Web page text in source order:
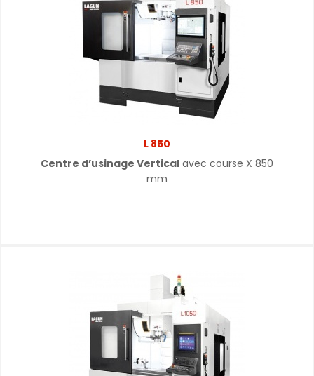
L 850
Centre d’usinage Vertical avec course X 850
mm